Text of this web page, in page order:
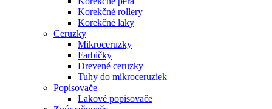
Korekčné rollery
Korekčné laky
Ceruzky
Mikroceruzky
Farbičky
Drevené ceruzky
Tuhy do mikroceruziek
Popisovače
Lakové popisovače